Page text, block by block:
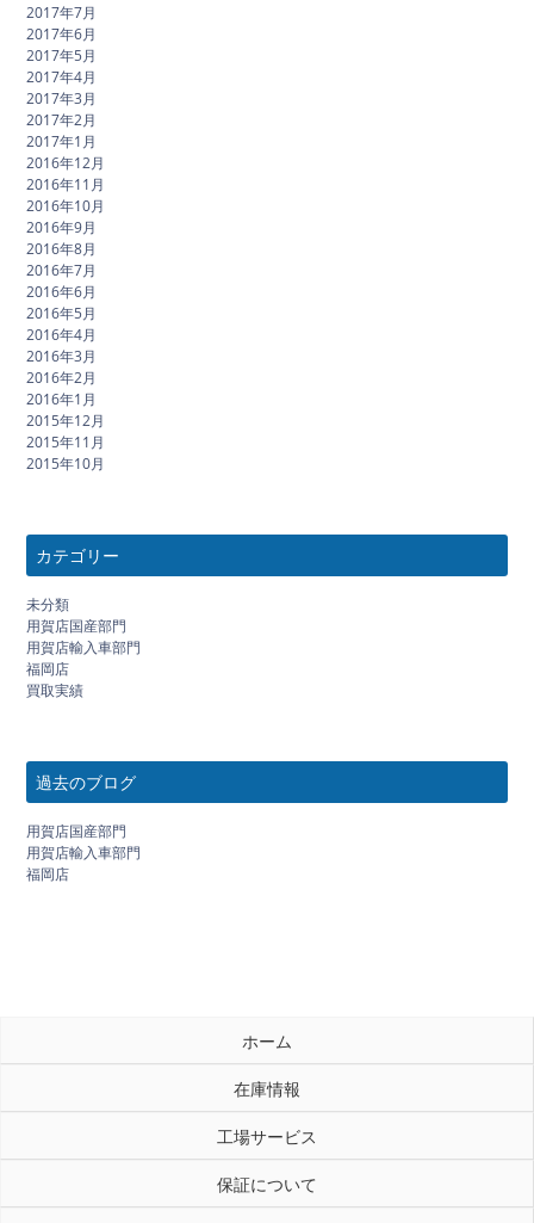
2017年7月
2017年6月
2017年5月
2017年4月
2017年3月
2017年2月
2017年1月
2016年12月
2016年11月
2016年10月
2016年9月
2016年8月
2016年7月
2016年6月
2016年5月
2016年4月
2016年3月
2016年2月
2016年1月
2015年12月
2015年11月
2015年10月
カテゴリー
未分類
用賀店国産部門
用賀店輸入車部門
福岡店
買取実績
過去のブログ
用賀店国産部門
用賀店輸入車部門
福岡店
ホーム
在庫情報
工場サービス
保証について